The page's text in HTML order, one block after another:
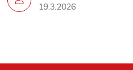
19.3.2026